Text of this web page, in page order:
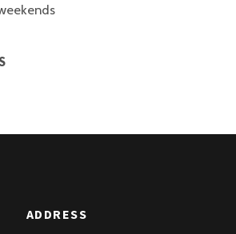
ADDRESS